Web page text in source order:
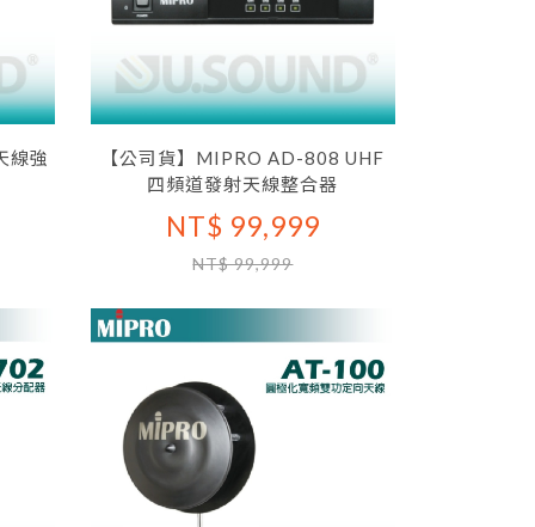
線強
【公司貨】MIPRO AD-808 UHF
四頻道發射天線整合器
NT$ 99,999
NT$ 99,999